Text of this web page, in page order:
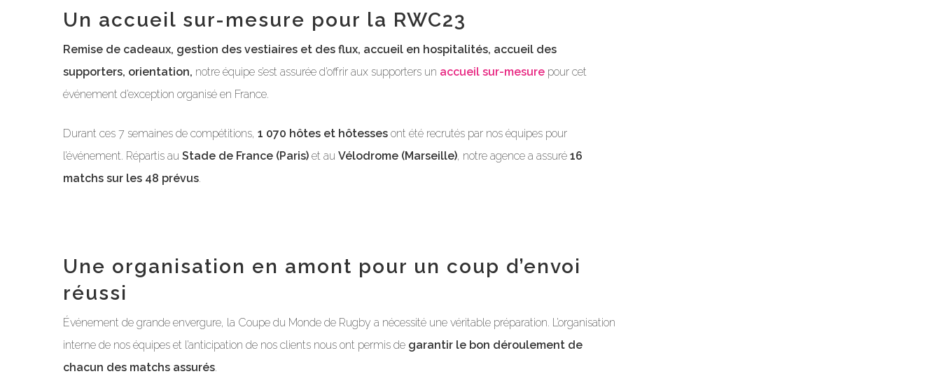
Un accueil sur-mesure pour la RWC23
Remise de cadeaux, gestion des vestiaires et des flux, accueil en hospitalités, accueil des
supporters, orientation, notre équipe s’est assurée d’offrir aux supporters un accueil sur-mesure pour cet
événement d’exception organisé en France.
Durant ces 7 semaines de compétitions, 1 070 hôtes et hôtesses ont été recrutés par nos équipes pour
l’événement. Répartis au Stade de France (Paris) et au Vélodrome (Marseille), notre agence a assuré 16
matchs sur les 48 prévus.
Une organisation en amont pour un coup d’envoi
réussi
Événement de grande envergure, la Coupe du Monde de Rugby a nécessité une véritable préparation. L’organisation
interne de nos équipes et l’anticipation de nos clients nous ont permis de garantir le bon déroulement de
chacun des matchs assurés.